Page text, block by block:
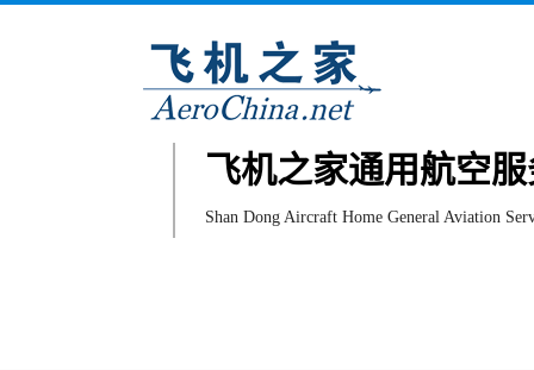
飞机之家通用航空
Shan Dong Aircraft Home General Aviation